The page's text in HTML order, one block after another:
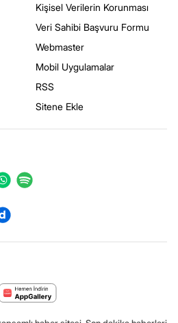
Kişisel Verilerin Korunması
Veri Sahibi Başvuru Formu
Webmaster
Mobil Uygulamalar
RSS
Sitene Ekle